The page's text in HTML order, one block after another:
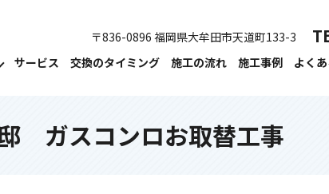
サービス 交換のタイミング 施工の流れ 施工事例 よく
〒836-0896 福岡県大牟田市天道町133-3
ガスコンロお取替工事